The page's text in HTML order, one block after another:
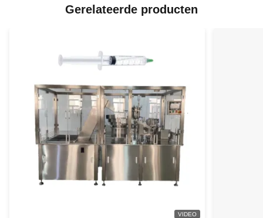
Gerelateerde producten
VIDEO